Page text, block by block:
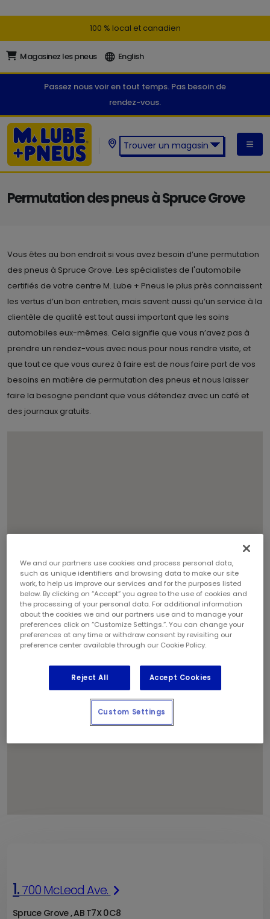
100 % local et canadien
Magasinez les pneus English
Passez nous voir en tout temps. Pas besoin de
rendez-vous.
Trouver un magasin
Pneus:
Permutation des pneus à Spruce Grove
Vous êtes au bon endroit si vous avez besoin d’une permutation
des pneus à Spruce Grove. Les spécialistes de l'automobile
certifiés de votre centre M. Lube + Pneus le plus près connaissent
les vertus d’un bon entretien, mais savent aussi qu’un service à la
clientèle de qualité est tout aussi important que les soins
automobiles eux-mêmes. Cela signifie que vous n’avez pas à
prendre un rendez-vous avec nous pour nous rendre visite, et
que tout ce que vous aurez à faire est de nous faire part de vos
besoins en matière de permutation des pneus et nous laisser
faire la besogne pendant que vous détendez avec un café et
des journaux gratuits.
1
1.700 McLeod Ave.
Spruce Grove , AB T7X 0C8
We and our partners use cookies and process personal data,
such as unique identifiers and browsing data to make our site
work, to help us improve our services and for the purposes listed
below. By clicking on “Accept” you agree to the use of cookies and
the processing of your personal data. For additional information
about the cookies we and our partners use and to manage your
preferences click on “Customize Settings.”. You can change your
preferences at any time or withdraw consent by revisiting our
preference center available through our Cookie Policy.
Reject All Accept Cookies
Custom Settings